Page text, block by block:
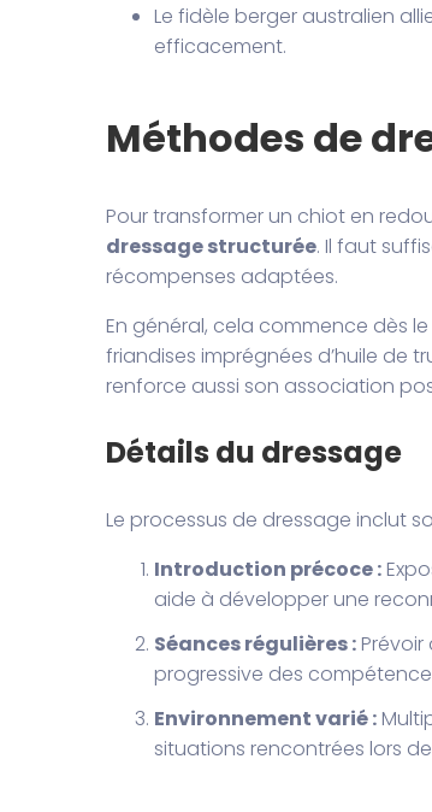
Le fidèle berger australien
efficacement.
Méthodes de
Pour transformer un chiot en
dressage structurée. Il faut
récompenses adaptées.
En général, cela commence dès
friandises imprégnées d’huile de
renforce aussi son association
Détails du dressage
Le processus de dressage inclut
Introduction précoce :
aide à développer une
Séances régulières :Prévoir
progressive des
Environnement varié :
situations rencontrées lors